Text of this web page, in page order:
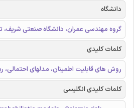
دانشگاه
گروه مهندسی عمران، دانشگاه صنعتی شریف،
کلمات کلیدی
روش های قابلیت اطمینان، مدلهای احتمالی،
کلمات کلیدی انگلیسی